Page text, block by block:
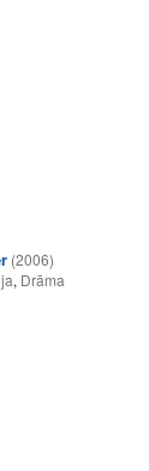
(2006)
, Drāma